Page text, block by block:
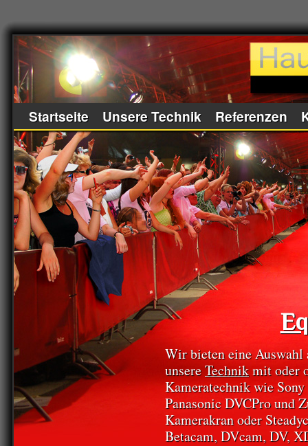
Startseite Unsere Technik Referenzen
Wir bieten eine
unsereTechnikmit oder
Kameratechnik wie
Panasonic DVCPro und
Kamerakran oder
Betacam, DVcam, DV,